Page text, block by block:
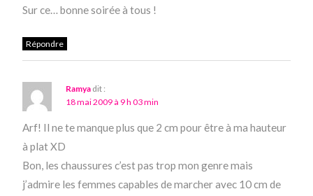
Sur ce… bonne soirée à tous !
Répondre
Ramya dit :
18 mai 2009 à 9 h 03 min
Arf! Il ne te manque plus que 2 cm pour être à ma hauteur
à plat XD
Bon, les chaussures c’est pas trop mon genre mais
j’admire les femmes capables de marcher avec 10 cm de